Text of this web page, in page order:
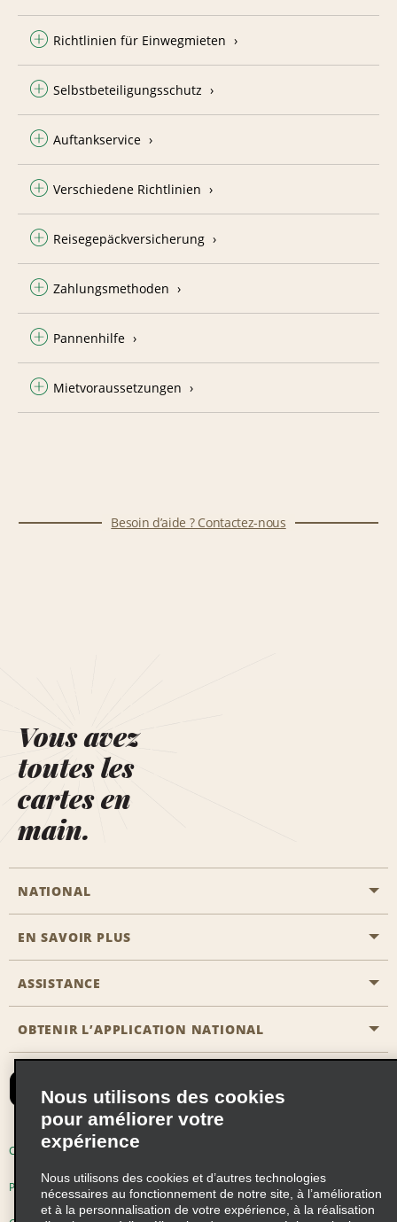
Richtlinien für Einwegmieten
Selbstbeteiligungsschutz
Auftankservice
Verschiedene Richtlinien
Reisegepäckversicherung
Zahlungsmethoden
Pannenhilfe
Mietvoraussetzungen
Besoin d’aide ? Contactez-nous
Vous avez
toutes les
cartes en
main.
NATIONAL
Passer une réservation
Solutions pour les professionnels
EN SAVOIR PLUS
Carrière
ASSISTANCE
Accessibilité
Nous contacter
Recevoir des offres par email
OBTENIR L’APPLICATION NATIONAL
Conditions d’utilisation
Politique d’utilisation des cookies
Nous utilisons des cookies
pour améliorer votre
expérience
Nous utilisons des cookies et d’autres technologies
nécessaires au fonctionnement de notre site, à l’amélioration
et à la personnalisation de votre expérience, à la réalisation